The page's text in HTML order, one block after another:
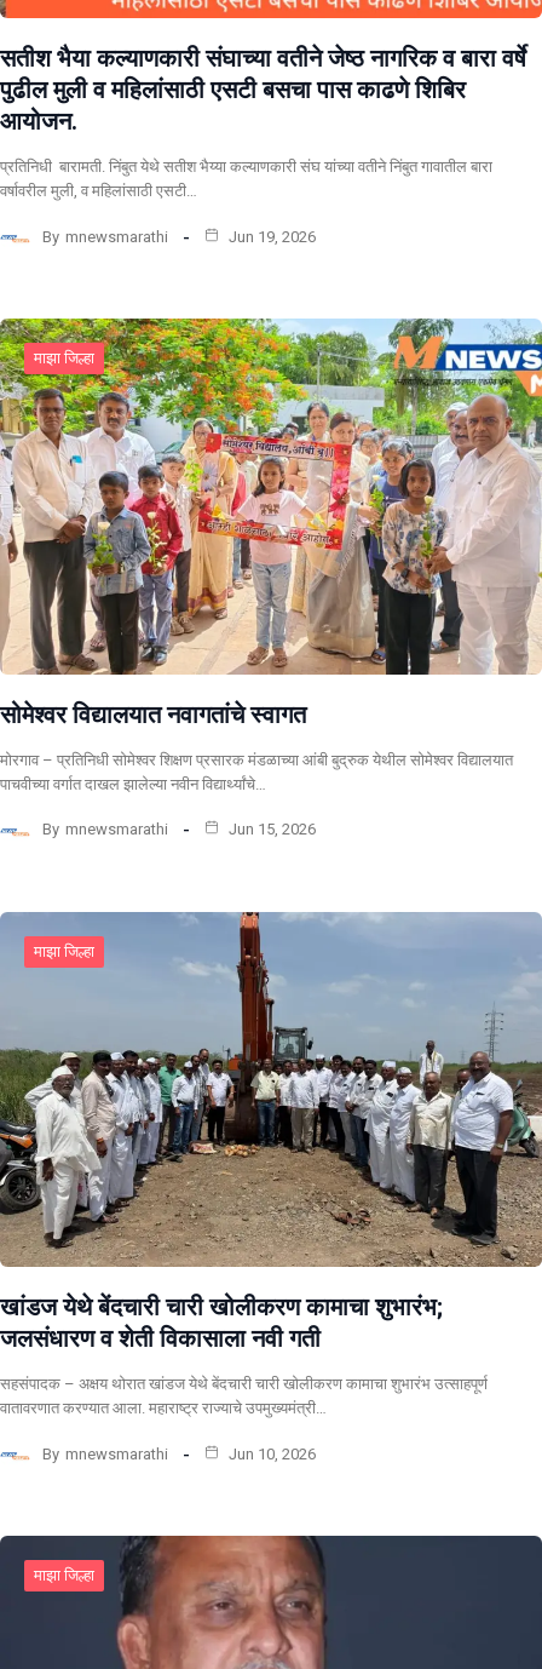
सतीश भैया कल्याणकारी संघाच्या वतीने जेष्ठ नागरिक व बारा वर्षे
पुढील मुली व महिलांसाठी एसटी बसचा पास काढणे शिबिर
आयोजन.
प्रतिनिधी बारामती. निंबुत येथे सतीश भैय्या कल्याणकारी संघ यांच्या वतीने निंबुत गावातील बारा
वर्षावरील मुली, व महिलांसाठी एसटी…
By mnewsmarathi Jun 19, 2026
माझा जिल्हा
सोमेश्वर विद्यालयात नवागतांचे स्वागत
मोरगाव – प्रतिनिधी सोमेश्वर शिक्षण प्रसारक मंडळाच्या आंबी बुद्रुक येथील सोमेश्वर विद्यालयात
पाचवीच्या वर्गात दाखल झालेल्या नवीन विद्यार्थ्यांचे…
By mnewsmarathi Jun 15, 2026
माझा जिल्हा
खांडज येथे बेंदचारी चारी खोलीकरण कामाचा शुभारंभ;
जलसंधारण व शेती विकासाला नवी गती
सहसंपादक – अक्षय थोरात खांडज येथे बेंदचारी चारी खोलीकरण कामाचा शुभारंभ उत्साहपूर्ण
वातावरणात करण्यात आला. महाराष्ट्र राज्याचे उपमुख्यमंत्री…
By mnewsmarathi Jun 10, 2026
माझा जिल्हा